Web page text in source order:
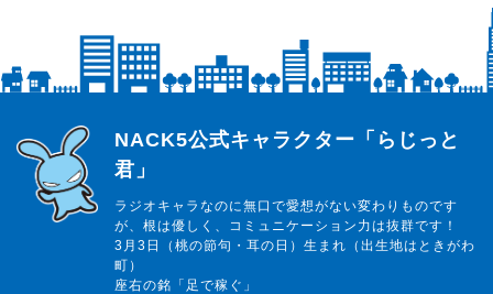
らじっと君
NACK5公式キャラクター「らじっと
君」
ラジオキャラなのに無口で愛想がない変わりものです
が、根は優しく、コミュニケーション力は抜群です！
3月3日（桃の節句・耳の日）生まれ（出生地はときがわ
町）
座右の銘「足で稼ぐ」